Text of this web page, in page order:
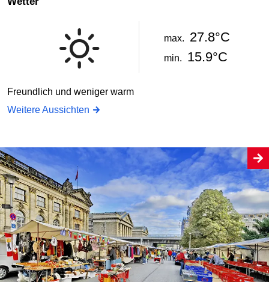
max. 27.8°C
min. 15.9°C
Freundlich und weniger warm
Weitere Aussichten